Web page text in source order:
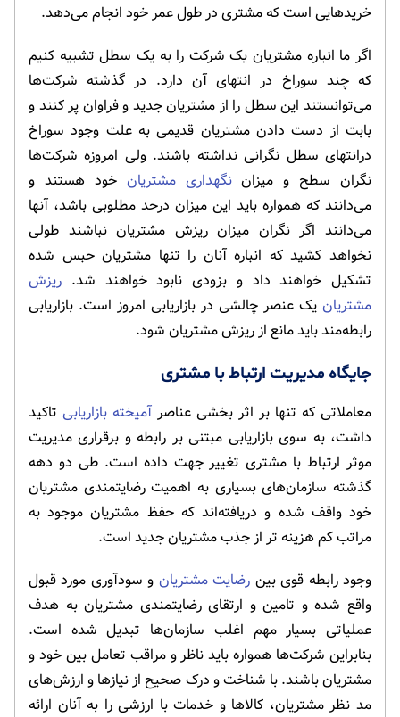
خریدهایی است که مشتری در طول عمر خود انجام می‌دهد.
اگر ما انباره مشتریان یک شرکت را به یک سطل تشبیه کنیم
که چند سوراخ در انتهای آن دارد. در گذشته شرکت‌ها
می‌توانستند این سطل را از مشتریان جدید و فراوان پر کنند و
بابت از دست دادن مشتریان قدیمی به علت وجود سوراخ
درانتهای سطل نگرانی نداشته باشند. ولی امروزه شرکت‌ها
نگران سطح و میزاننگهداری مشتریان خود هستند و
می‌دانند که همواره باید این میزان درحد مطلوبی باشد، آنها
می‌دانند اگر نگران میزان ریزش مشتریان نباشند طولی
نخواهد کشید که انباره آنان را تنها مشتریان حبس شده
تشکیل خواهند داد و بزودی نابود خواهند شد. ریزش
مشتریان یک عنصر چالشی در بازاریابی امروز است. بازاریابی
رابطه‌مند باید مانع از ریزش مشتریان شود.
جایگاه مدیریت ارتباط با مشتری
معاملاتی که تنها بر اثر بخشی عناصر آمیخته بازاریابی تاکید
داشت، به سوی بازاریابی مبتنی بر رابطه و برقراری مدیریت
موثر ارتباط با مشتری تغییر جهت داده است. طی دو دهه
گذشته سازمان‌های بسیاری به اهمیت رضایتمندی مشتریان
خود واقف شده و دریافته‌اند که حفظ مشتریان موجود به
مراتب کم هزینه تر از جذب مشتریان جدید است.
وجود رابطه قوی بین رضایت مشتریان و سودآوری مورد قبول
واقع شده و تامین و ارتقای رضایتمندی مشتریان به هدف
عملیاتی بسیار مهم اغلب سازمان‌ها تبدیل شده است.
بنابراین شرکت‌ها همواره باید ناظر و مراقب تعامل بین خود و
مشتریان باشند. با شناخت و درک صحیح از نیازها و ارزش‌های
مد نظر مشتریان، کالاها و خدمات با ارزشی را به آنان ارائه